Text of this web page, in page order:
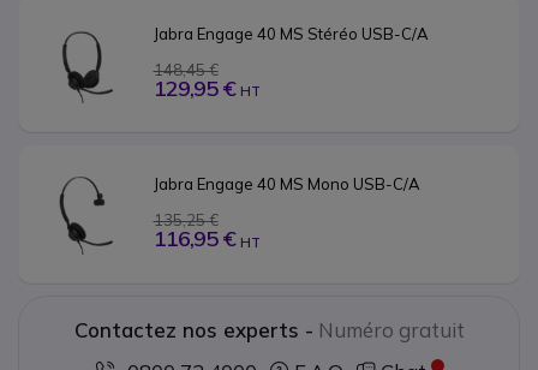
Jabra Engage 40 MS Stéréo USB-C/A
148,45 €
129,95 € HT
Jabra Engage 40 MS Mono USB-C/A
135,25 €
116,95 € HT
Contactez nos experts - Numéro gratuit